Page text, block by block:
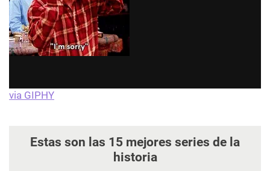
via GIPHY
Estas son las 15 mejores series de la
historia